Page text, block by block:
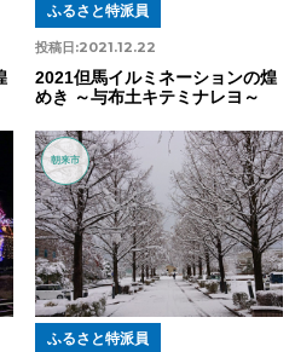
投稿日:2021.12.22
ふるさと特派員
2021但馬イルミネーションの煌
めき ～与布土キテミナレヨ～
朝来市
ふるさと特派員